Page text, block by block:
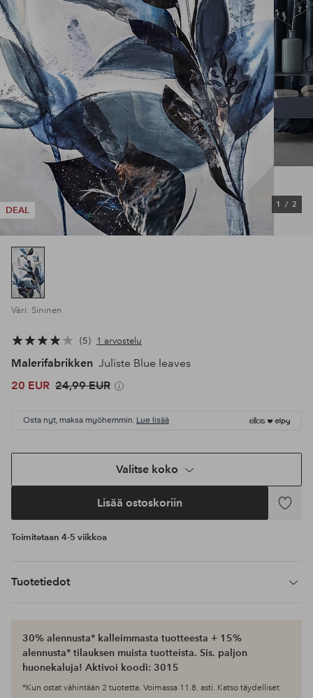
DEAL
1 / 2
Väri: Sininen
5 1 arvostelu
Malerifabrikken Juliste Blue leaves
20 EUR 24,99 EUR
Osta nyt, maksa myöhemmin. Lue lisää
Valitse koko
Lisää ostoskoriin
Lisää
Toimitetaan 4-5 viikkoa
Tuotetiedot
30% alennusta* kalleimmasta tuotteesta + 15%
alennusta* tilauksen muista tuotteista. Sis. paljon
huonekaluja! Aktivoi koodi: 3015
*Kun ostat vähintään 2 tuotetta. Voimassa 11.8. asti. Katso täydelliset